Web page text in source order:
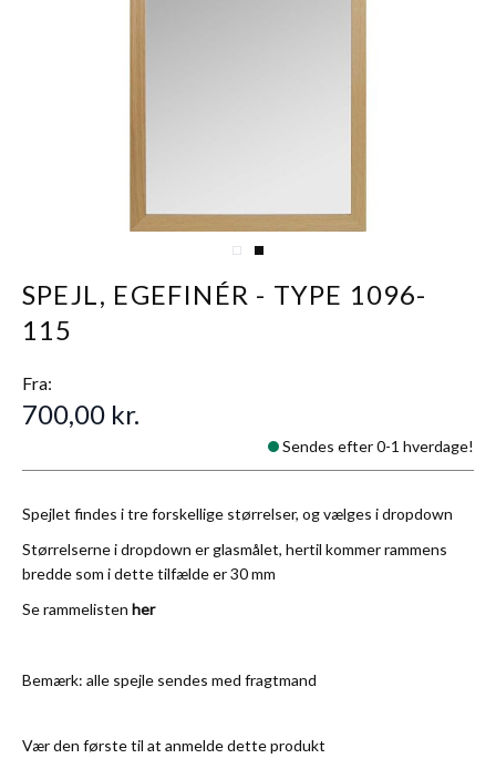
View larger image
View larger image
SPEJL, EGEFINÉR - TYPE 1096-
115
Spejlet findes i tre forskellige størrelser, og vælges i dropdown
Størrelserne i dropdown er glasmålet, hertil kommer rammens
bredde som i dette tilfælde er 30 mm
Se rammelisten her
Bemærk: alle spejle sendes med fragtmand
Vær den første til at anmelde dette produkt
Fra:
700,00 kr.
Sendes efter 0-1 hverdage!